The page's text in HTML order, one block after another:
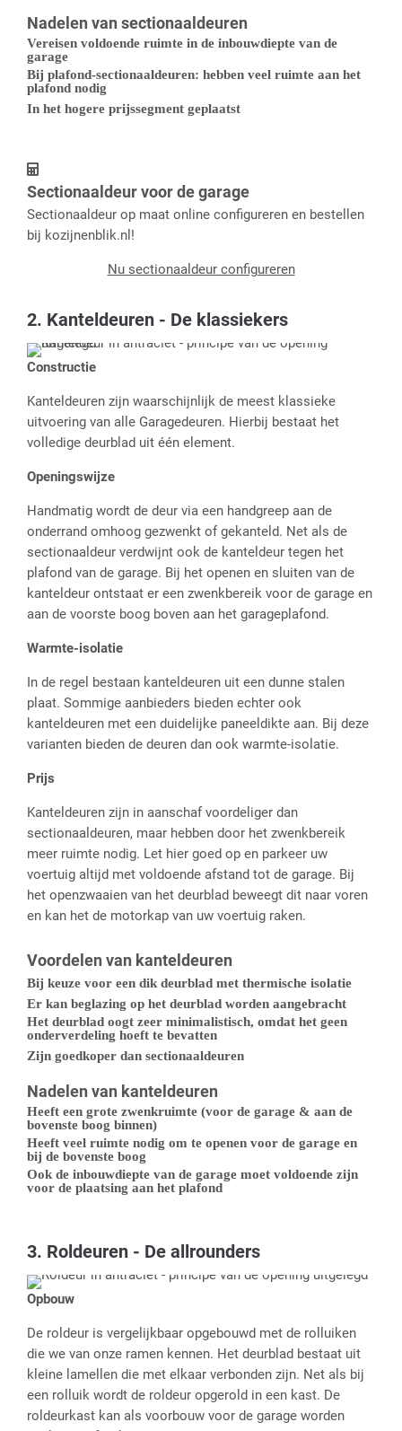
Nadelen van sectionaaldeuren
Vereisen voldoende ruimte in de inbouwdiepte van de
garage
Bij plafond-sectionaaldeuren: hebben veel ruimte aan het
plafond nodig
In het hogere prijssegment geplaatst
Sectionaaldeur voor de garage
Sectionaaldeur op maat online configureren en bestellen
bij kozijnenblik.nl!
Nu sectionaaldeur configureren
2. Kanteldeuren - De klassiekers
Constructie
Kanteldeuren zijn waarschijnlijk de meest klassieke
uitvoering van alle Garagedeuren. Hierbij bestaat het
volledige deurblad uit één element.
Openingswijze
Handmatig wordt de deur via een handgreep aan de
onderrand omhoog gezwenkt of gekanteld. Net als de
sectionaaldeur verdwijnt ook de kanteldeur tegen het
plafond van de garage. Bij het openen en sluiten van de
kanteldeur ontstaat er een zwenkbereik voor de garage en
aan de voorste boog boven aan het garageplafond.
Warmte-isolatie
In de regel bestaan kanteldeuren uit een dunne stalen
plaat. Sommige aanbieders bieden echter ook
kanteldeuren met een duidelijke paneeldikte aan. Bij deze
varianten bieden de deuren dan ook warmte-isolatie.
Prijs
Kanteldeuren zijn in aanschaf voordeliger dan
sectionaaldeuren, maar hebben door het zwenkbereik
meer ruimte nodig. Let hier goed op en parkeer uw
voertuig altijd met voldoende afstand tot de garage. Bij
het openzwaaien van het deurblad beweegt dit naar voren
en kan het de motorkap van uw voertuig raken.
Voordelen van kanteldeuren
Bij keuze voor een dik deurblad met thermische isolatie
Er kan beglazing op het deurblad worden aangebracht
Het deurblad oogt zeer minimalistisch, omdat het geen
onderverdeling hoeft te bevatten
Zijn goedkoper dan sectionaaldeuren
Nadelen van kanteldeuren
Heeft een grote zwenkruimte (voor de garage & aan de
bovenste boog binnen)
Heeft veel ruimte nodig om te openen voor de garage en
bij de bovenste boog
Ook de inbouwdiepte van de garage moet voldoende zijn
voor de plaatsing aan het plafond
3. Roldeuren - De allrounders
Opbouw
De roldeur is vergelijkbaar opgebouwd met de rolluiken
die we van onze ramen kennen. Het deurblad bestaat uit
kleine lamellen die met elkaar verbonden zijn. Net als bij
een rolluik wordt de roldeur opgerold in een kast. De
roldeurkast kan als voorbouw voor de garage worden